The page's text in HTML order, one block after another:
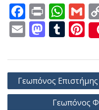
F
ac
e
b
o
o
Pr
in
t
W
h
at
s
A
p
G
m
ai
l
E
ai
l
M
to
d
o
T
m
bl
r
Pi
e
st
Πλοήγηση
άρθρων
Γεωπόνος
Γεωπόνος